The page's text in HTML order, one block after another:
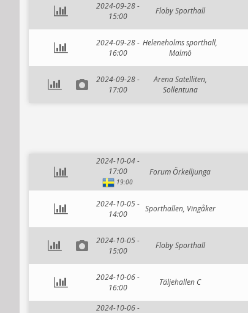
2024-09-28 -
15:00
Floby Sporthall
2024-09-28 -
16:00
Heleneholms sporthall,
Malmö
2024-09-28 -
17:00
Arena Satelliten,
Sollentuna
2024-10-04 -
17:00
19:00
Forum Örkelljunga
2024-10-05 -
14:00
Sporthallen, Vingåker
2024-10-05 -
15:00
Floby Sporthall
2024-10-06 -
16:00
Täljehallen C
2024-10-06 -